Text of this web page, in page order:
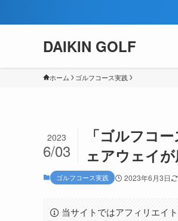
DAIKIN GOLF
ホーム ゴルフコース実践
「ゴルフコ
ェアウェイ
2023
6/03
ゴルフコース実践 2023年6月3日
当サイトではアフィリエイ